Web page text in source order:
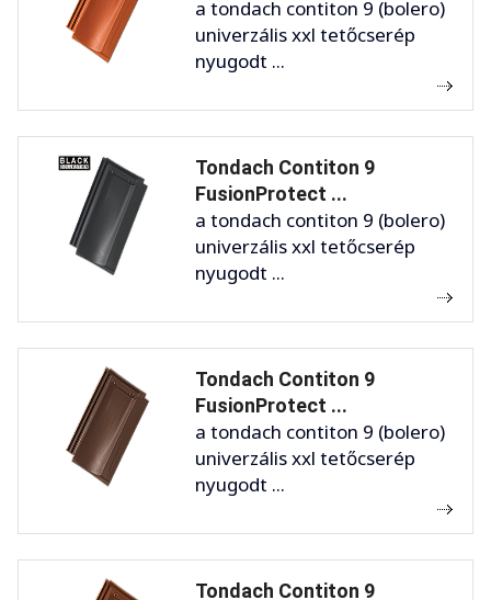
a tondach contiton 9 (bolero)
univerzális xxl tetőcserép
nyugodt ...
Tondach Contiton 9
FusionProtect ...
a tondach contiton 9 (bolero)
univerzális xxl tetőcserép
nyugodt ...
Tondach Contiton 9
FusionProtect ...
a tondach contiton 9 (bolero)
univerzális xxl tetőcserép
nyugodt ...
Tondach Contiton 9